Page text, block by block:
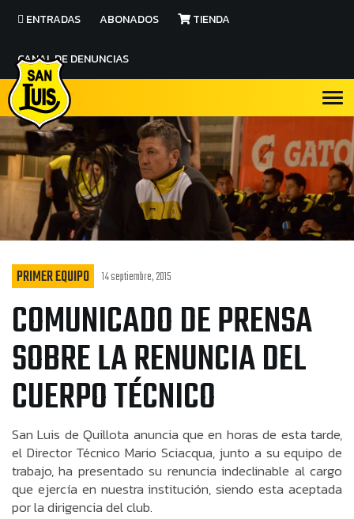
ENTRADAS ABONADOS TIENDA
CANAL DE DENUNCIAS
PRIMER EQUIPO 14 septiembre, 2015
COMUNICADO DE PRENSA
SOBRE LA RENUNCIA DEL
CUERPO TÉCNICO
San Luis de Quillota anuncia que en horas de esta tarde,
el Director Técnico Mario Sciacqua, junto a su equipo de
trabajo, ha presentado su renuncia indeclinable al cargo
que ejercía en nuestra institución, siendo esta aceptada
por la dirigencia del club.